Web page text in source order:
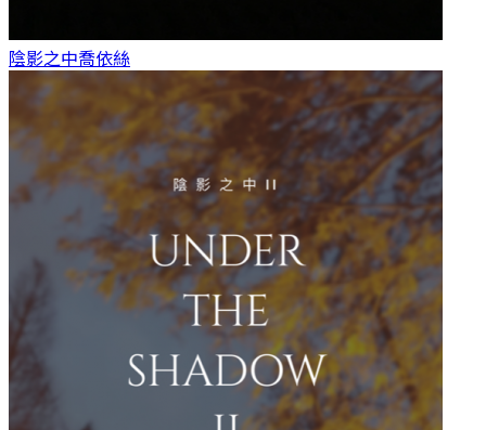
陰影之中喬依絲